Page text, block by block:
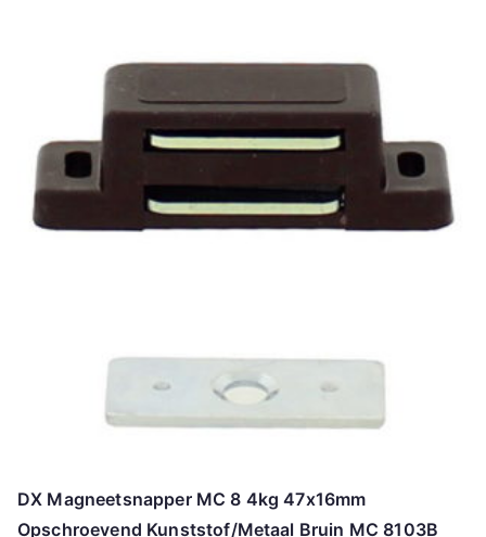
DX Magneetsnapper MC 8 4kg 47x16mm
Opschroevend Kunststof/Metaal Bruin MC 8103B